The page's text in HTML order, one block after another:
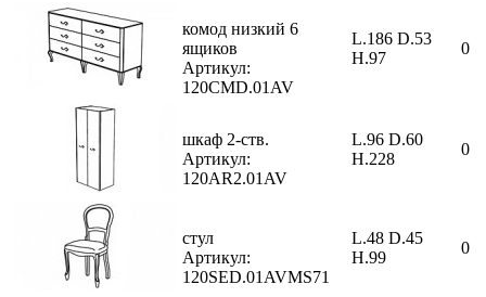
комод низкий 6
ящиков
Артикул:
120CMD.01AV
L.186 D.53
H.97
0
шкаф 2-ств.
Артикул:
120AR2.01AV
L.96 D.60
H.228
0
стул
Артикул:
120SED.01AVMS71
L.48 D.45
H.99
0